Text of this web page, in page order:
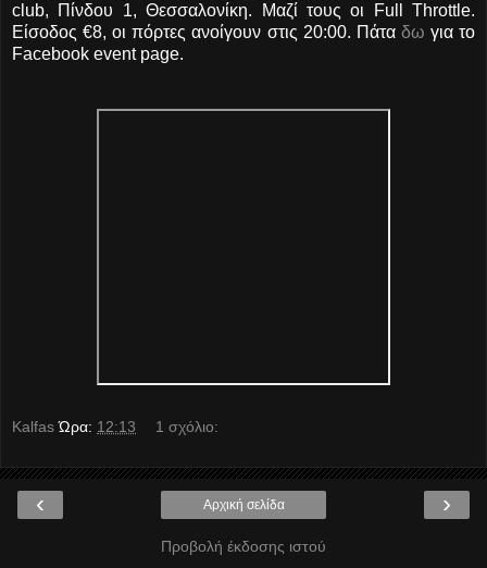
club, Πίνδου 1, Θεσσαλονίκη. Μαζί τους οι Full Throttle.
Είσοδος €8, οι πόρτες ανοίγουν στις 20:00. Πάτα δω για το
Facebook event page.
Kalfas Ώρα: 12:13 1 σχόλιο:
‹ ›
Αρχική σελίδα
Προβολή έκδοσης ιστού